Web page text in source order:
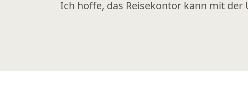
Ich hoffe, das Reisekontor kann mit